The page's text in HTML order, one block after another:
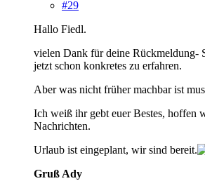
#29
Hallo Fiedl.
vielen Dank für deine Rückmeldung-
jetzt schon konkretes zu erfahren.
Aber was nicht früher machbar ist
Ich weiß ihr gebt euer Bestes, hoffen
Nachrichten.
Urlaub ist eingeplant, wir sind bereit.
Gruß Ady